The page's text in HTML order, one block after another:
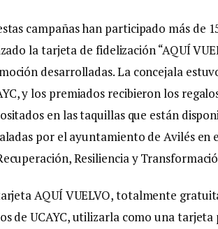
campañas han participado más de
la tarjeta de fidelización “AQUÍ
desarrolladas. La concejala
y los premiados recibieron los
en las taquillas que están
por el ayuntamiento de Avilés en
Resiliencia y
AQUÍ VUELVO, totalmente
de UCAYC, utilizarla como una